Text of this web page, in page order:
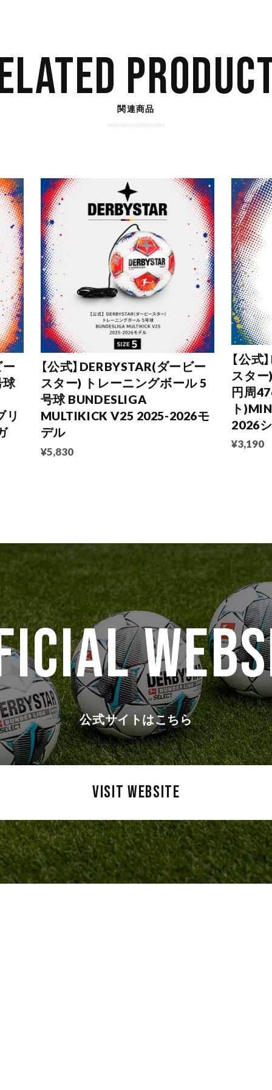
関連商品
ー
球
リ
【公式】DERBYSTAR(ダービー
スター) トレーニングボール 5
号球 BUNDESLIGA
MULTIKICK V25 2025-2026モ
デル
¥5,830
【公式
スタ
円周
ト
2026
¥3,190
公式サイトはこちら
VISIT WEBSITE